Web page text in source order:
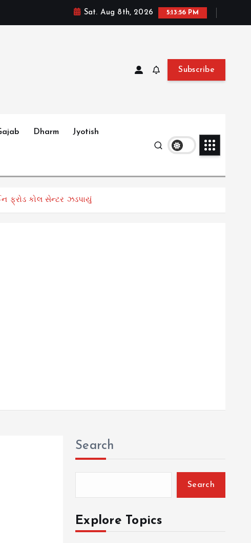
Sat. Aug 8th, 2026 5:13:57 PM
Subscribe
Dharm Jyotish
ફ્રોડ કોલ સેન્ટર ઝડપાયું
Search
Search
Explore Topics